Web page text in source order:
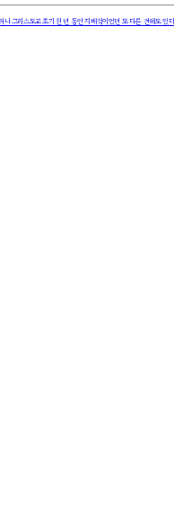
그리스도교 초기 천 년 동안 지배적이었던 또 다른 견해도